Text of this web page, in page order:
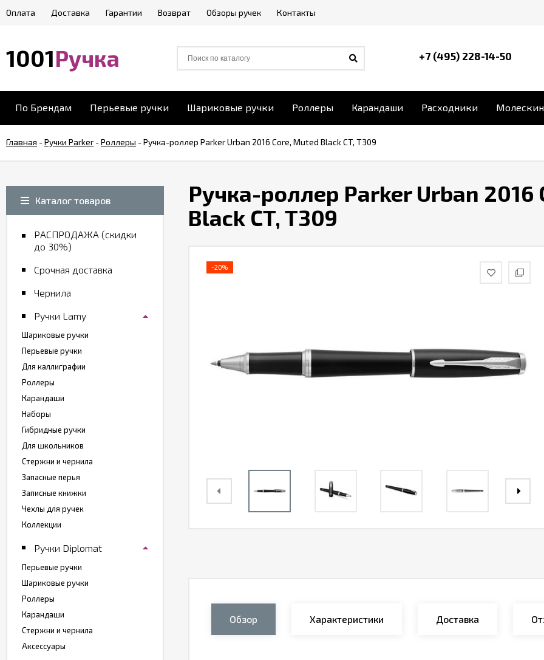
Оплата Доставка Гарантии Возврат Обзоры ручек Контакты
1001Ручка +7 (495) 228-14-50
По Брендам Перьевые ручки Шариковые ручки Роллеры Карандаши Расходники
Главная -Ручки Parker -Роллеры -Ручка-роллер Parker Urban 2016 Core, Muted Black CT, T309
Ручка-роллер Parker Urban 2016
Black CT, T309
-20%
Обзор Характеристики Доставка
Каталог товаров
РАСПРОДАЖА (скидки
до 30%)
Срочная доставка
Чернила
Ручки Lamy
Шариковые ручки
Перьевые ручки
Для каллиграфии
Роллеры
Карандаши
Наборы
Гибридные ручки
Для школьников
Стержни и чернила
Запасные перья
Записные книжки
Чехлы для ручек
Коллекции
Ручки Diplomat
Перьевые ручки
Шариковые ручки
Роллеры
Карандаши
Стержни и чернила
Аксессуары